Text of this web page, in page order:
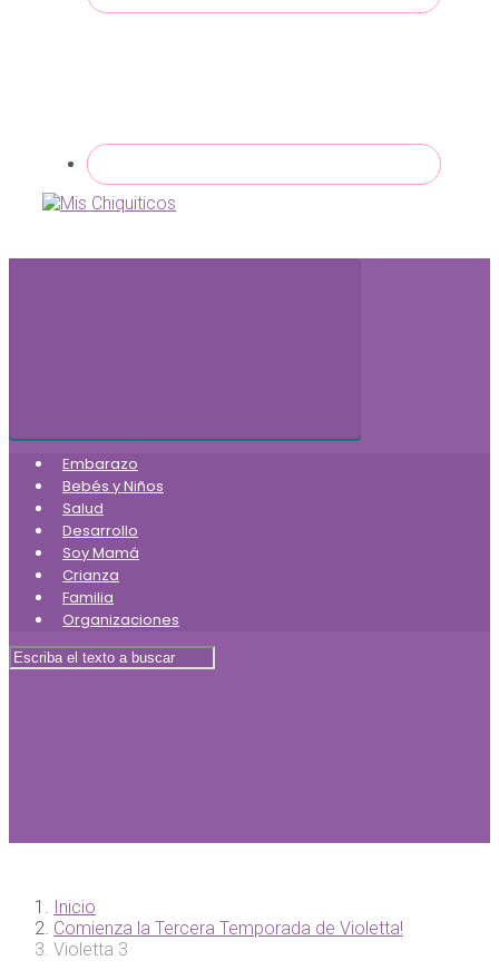
Embarazo
Bebés y Niños
Salud
Desarrollo
Soy Mamá
Crianza
Familia
Organizaciones
Inicio
Comienza la Tercera Temporada de Violetta!
Violetta 3